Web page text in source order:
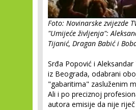
Foto: Novinarske zvijezde
"Umijeće življenja":
Tijanić, Dragan Babić i
Srđa Popović i Aleksandar
iz Beograda, odabrani
"gabaritima" zasluženim
Ali i po preciznoj
autora emisije da nije